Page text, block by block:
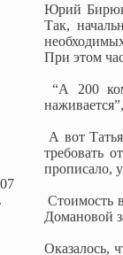
Юрий
Так,
При этом
“А 200
А вот
требовать
прописало,
Стоимость
Домановой
Оказалось,